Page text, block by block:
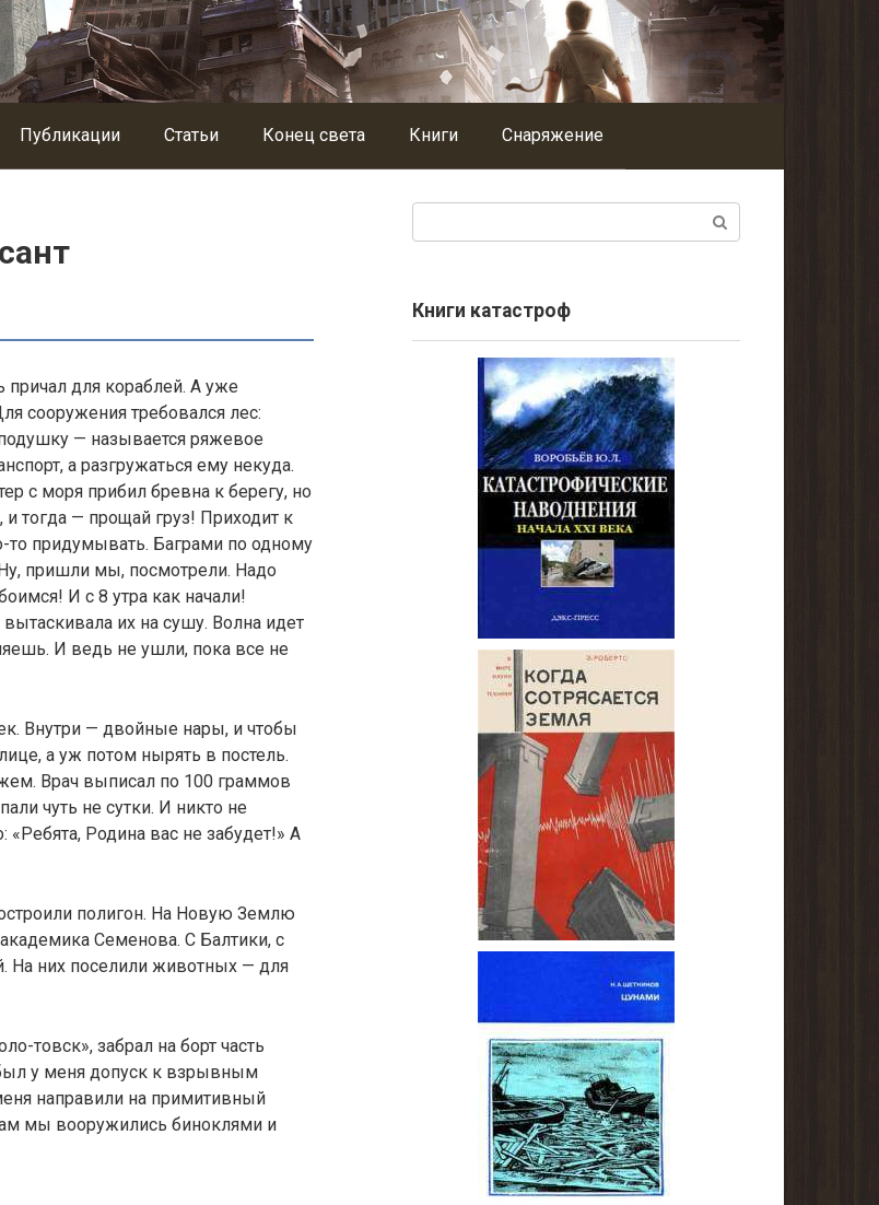
Публикации Статьи Конец света Книги Снаряжение
при­чал для кораблей. А уже
сооружения требовался лес:
— называется ряжевое
а разгружаться ему некуда.
с моря прибил бревна к бе­регу, но
тогда — прощай груз! Приходит к
то придумывать. Баграми по од­ному
пришли мы, посмотрели. Надо
И с 8 утра как начали!
их на сушу. Волна идет
И ведь не ушли, пока все не
Внутри — двойные нары, и чтобы
а уж потом нырять в постель.
Врач выписал по 100 граммов
чуть не сутки. И никто не
Родина вас не забудет!» А
полигон. На Новую Землю
Семенова. С Балтики, с
На них поселили животных — для
товск», забрал на борт часть
у меня допуск к взрывным
направили на примитивный
мы вооружились биноклями и
Книги катастроф